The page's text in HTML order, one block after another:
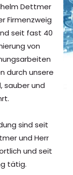
Dettmer
Firmenzweig
seit fast 40
von
durch unsere
sauber und
sind seit
und Herr
und seit
tätig.